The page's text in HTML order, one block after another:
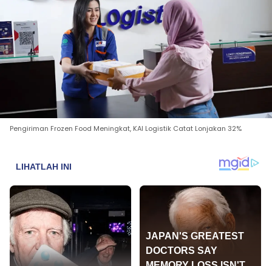
Pengiriman Frozen Food Meningkat, KAI Logistik Catat Lonjakan 32%